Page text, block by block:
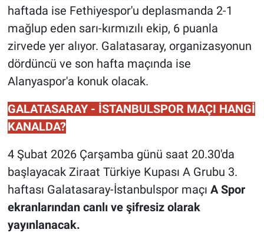
haftada ise Fethiyespor'u deplasmanda 2-1
mağlup eden sarı-kırmızılı ekip, 6 puanla
zirvede yer alıyor. Galatasaray, organizasyonun
dördüncü ve son hafta maçında ise
Alanyaspor'a konuk olacak.
GALATASARAY - İSTANBULSPOR MAÇI HANGİ
KANALDA?
4 Şubat 2026 Çarşamba günü saat 20.30'da
başlayacak Ziraat Türkiye Kupası A Grubu 3.
haftası Galatasaray-İstanbulspor maçı A Spor
ekranlarından canlı ve şifresiz olarak
yayınlanacak.